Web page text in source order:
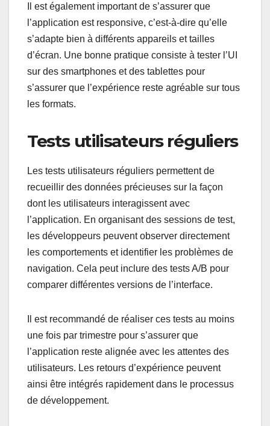
Il est également important de s’assurer que
l’application est responsive, c’est-à-dire qu’elle
s’adapte bien à différents appareils et tailles
d’écran. Une bonne pratique consiste à tester l’UI
sur des smartphones et des tablettes pour
s’assurer que l’expérience reste agréable sur tous
les formats.
Tests utilisateurs réguliers
Les tests utilisateurs réguliers permettent de
recueillir des données précieuses sur la façon
dont les utilisateurs interagissent avec
l’application. En organisant des sessions de test,
les développeurs peuvent observer directement
les comportements et identifier les problèmes de
navigation. Cela peut inclure des tests A/B pour
comparer différentes versions de l’interface.
Il est recommandé de réaliser ces tests au moins
une fois par trimestre pour s’assurer que
l’application reste alignée avec les attentes des
utilisateurs. Les retours d’expérience peuvent
ainsi être intégrés rapidement dans le processus
de développement.